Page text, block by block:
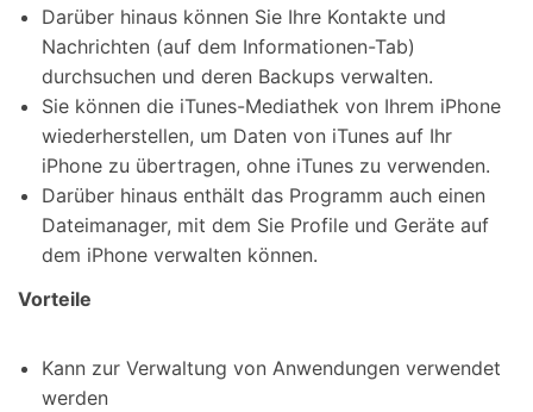
Darüber hinaus können Sie Ihre Kontakte und
Nachrichten (auf dem Informationen-Tab)
durchsuchen und deren Backups verwalten.
Sie können die iTunes-Mediathek von Ihrem iPhone
wiederherstellen, um Daten von iTunes auf Ihr
iPhone zu übertragen, ohne iTunes zu verwenden.
Darüber hinaus enthält das Programm auch einen
Dateimanager, mit dem Sie Profile und Geräte auf
dem iPhone verwalten können.
Vorteile
Kann zur Verwaltung von Anwendungen verwendet
werden